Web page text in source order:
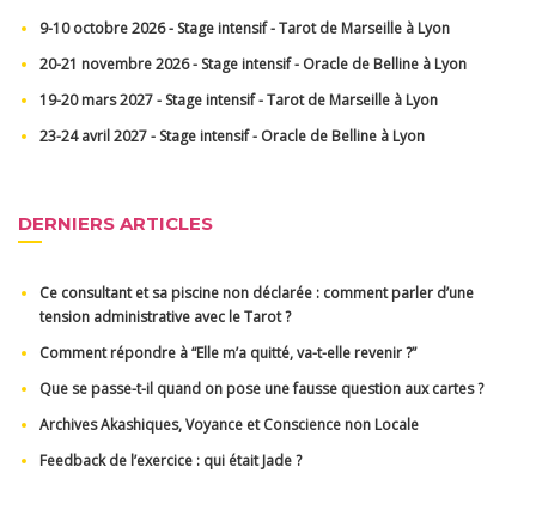
9-10 octobre 2026 - Stage intensif - Tarot de Marseille à Lyon
20-21 novembre 2026 - Stage intensif - Oracle de Belline à Lyon
19-20 mars 2027 - Stage intensif - Tarot de Marseille à Lyon
23-24 avril 2027 - Stage intensif - Oracle de Belline à Lyon
DERNIERS ARTICLES
Ce consultant et sa piscine non déclarée : comment parler d’une
tension administrative avec le Tarot ?
Comment répondre à “Elle m’a quitté, va-t-elle revenir ?”
Que se passe-t-il quand on pose une fausse question aux cartes ?
Archives Akashiques, Voyance et Conscience non Locale
Feedback de l’exercice : qui était Jade ?